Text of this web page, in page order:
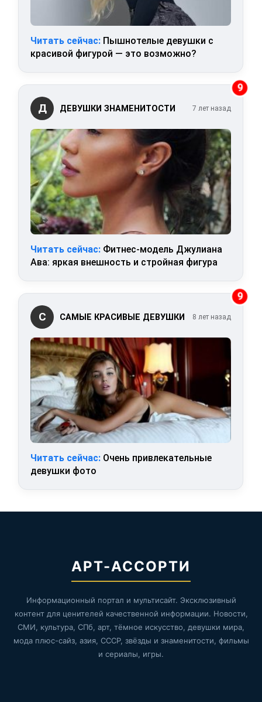
Читать сейчас: Пышнотелые девушки с
красивой фигурой — это возможно?
9
Д ДЕВУШКИ ЗНАМЕНИТОСТИ 7 лет назад
Читать сейчас: Фитнес-модель Джулиана
Ава: яркая внешность и стройная фигура
9
С САМЫЕ КРАСИВЫЕ ДЕВУШКИ 8 лет назад
Читать сейчас: Очень привлекательные
девушки фото
АРТ-АССОРТИ
Информационный портал и мультисайт. Эксклюзивный
контент для ценителей качественной информации. Новости,
СМИ, культура, СПб, арт, тёмное искусство, девушки мира,
мода плюс-сайз, азия, СССР, звёзды и знаменитости, фильмы
и сериалы, игры.